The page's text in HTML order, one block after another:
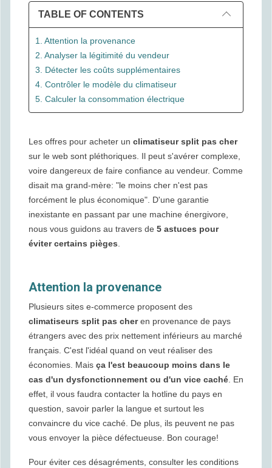
TABLE OF CONTENTS
1. Attention la provenance
2. Analyser la légitimité du vendeur
3. Détecter les coûts supplémentaires
4. Contrôler le modèle du climatiseur
5. Calculer la consommation électrique
Les offres pour acheter un climatiseur split pas cher
sur le web sont pléthoriques. Il peut s'avérer complexe,
voire dangereux de faire confiance au vendeur. Comme
disait ma grand-mère: "le moins cher n'est pas
forcément le plus économique". D'une garantie
inexistante en passant par une machine énergivore,
nous vous guidons au travers de 5 astuces pour
éviter certains pièges.
Attention la provenance
Plusieurs sites e-commerce proposent des
climatiseurs split pas cheren provenance de pays
étrangers avec des prix nettement inférieurs au marché
français. C'est l'idéal quand on veut réaliser des
économies. Mais ça l'est beaucoup moins dans le
cas d'un dysfonctionnement ou d'un vice caché. En
effet, il vous faudra contacter la hotline du pays en
question, savoir parler la langue et surtout les
convaincre du vice caché. De plus, ils peuvent ne pas
vous envoyer la pièce défectueuse. Bon courage!
Pour éviter ces désagréments, consulter les conditions